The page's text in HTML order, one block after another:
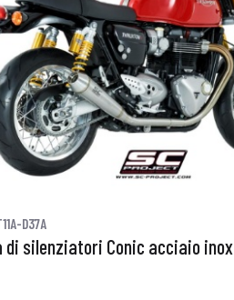
D37A
di silenziatori Conic acciaio inox